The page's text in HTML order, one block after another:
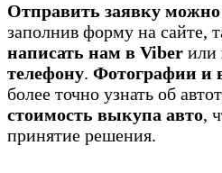
Отправить заявку можно
заполнив форму на сайте,
написать нам в Viber или
телефону. Фотографии и
более точно узнать об
стоимость выкупа авто,
принятие решения.